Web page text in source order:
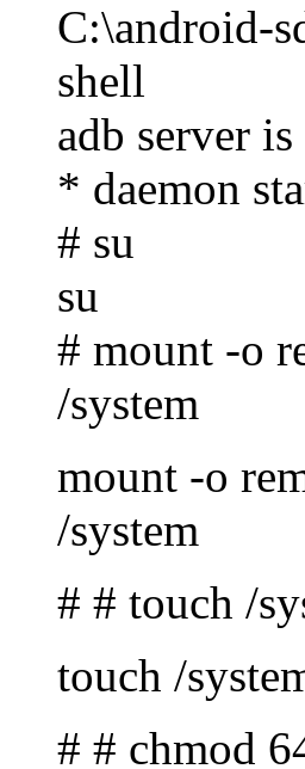
C:\android-
shell
adb server
* daemon
# su
su
# mount -o
/system
mount -o
/system
# # touch /
touch /
# # chmod